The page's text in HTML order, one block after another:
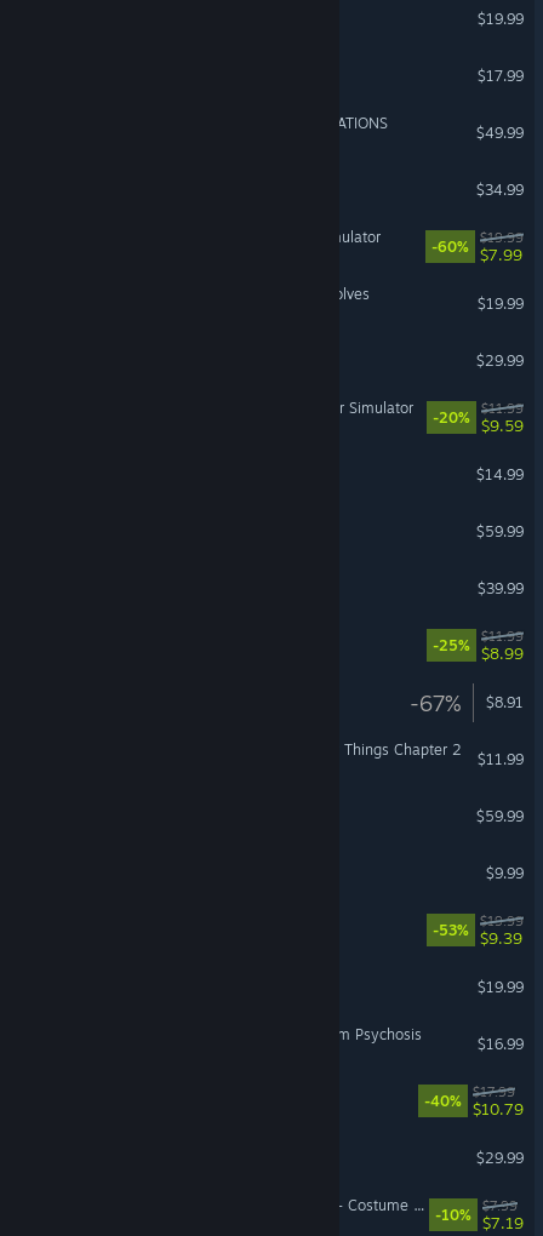
$19.99
$17.99
SONIC X SHADOW GENERATIONS
$49.99
$34.99
Potion Craft: Alchemist Simulator
-60%
$19.99
$7.99
FATAL FURY: City of the Wolves
$19.99
$29.99
HackHub - Ultimate Hacker Simulator
-20%
$11.99
$9.59
$14.99
$59.99
$39.99
-25%
$11.99
$8.99
-67% $8.91
Dead by Daylight: Stranger Things Chapter 2
$11.99
$59.99
$9.99
-53%
$19.99
$9.39
$19.99
Yunyun Syndrome!? Rhythm Psychosis
$16.99
-40%
$17.99
$10.79
$29.99
DragonSword : Awakening - Costume : White Flower of the Blue Waves
-10%
$7.99
$7.19